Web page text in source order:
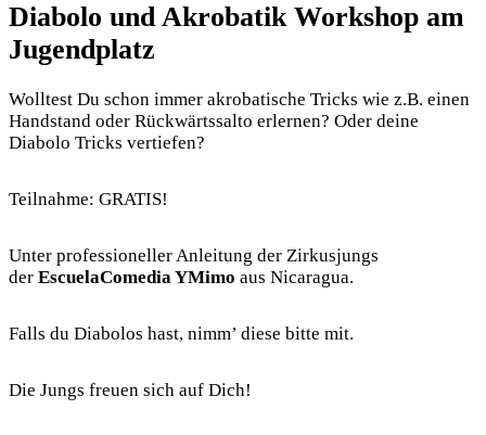
Diabolo und Akrobatik Workshop am
Jugendplatz
Wolltest Du schon immer akrobatische Tricks wie z.B. einen
Handstand oder Rückwärtssalto erlernen? Oder deine
Diabolo Tricks vertiefen?
Teilnahme: GRATIS!
Unter professioneller Anleitung der Zirkusjungs
der EscuelaComedia YMimo aus Nicaragua.
Falls du Diabolos hast, nimm’ diese bitte mit.
Die Jungs freuen sich auf Dich!